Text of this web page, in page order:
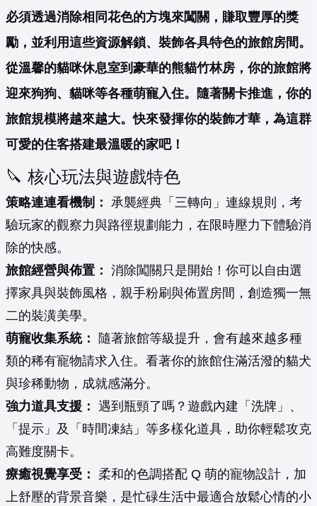
必須透過消除相同花色的方塊來闖關，賺取豐厚的獎
勵，並利用這些資源解鎖、裝飾各具特色的旅館房間。
從溫馨的貓咪休息室到豪華的熊貓竹林房，你的旅館將
迎來狗狗、貓咪等各種萌寵入住。隨著關卡推進，你的
旅館規模將越來越大。快來發揮你的裝飾才華，為這群
可愛的住客搭建最溫暖的家吧！
🔪 核心玩法與遊戲特色
策略連連看機制： 承襲經典「三轉向」連線規則，考
驗玩家的觀察力與路徑規劃能力，在限時壓力下體驗消
除的快感。
旅館經營與佈置： 消除闖關只是開始！你可以自由選
擇家具與裝飾風格，親手粉刷與佈置房間，創造獨一無
二的裝潢美學。
萌寵收集系統：
隨著旅館等級提升，會有越來越多種
類的稀有寵物請求入住。看著你的旅館住滿活潑的貓犬
與珍稀動物，成就感滿分。
強力道具支援： 遇到瓶頸了嗎？遊戲內建「洗牌」、
「提示」及「時間凍結」等多樣化道具，助你輕鬆攻克
高難度關卡。
療癒視覺享受： 柔和的色調搭配 Q 萌的寵物設計，加
上舒壓的背景音樂，是忙碌生活中最適合放鬆心情的小